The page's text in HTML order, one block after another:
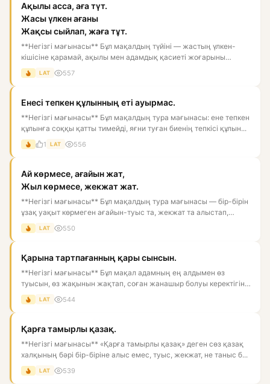
Ақылы асса, аға түт.
Жасы үлкен ағаны
Жақсы сыйлап, жаға тұт.
**Негізгі мағынасы** Бұл мақалдың түйіні — жастың үлкен-
кішісіне қарамай, ақылы мен адамдық қасиеті жоғарыны
құрметтеу....
LAT 557
Енесі тепкен құлынның еті ауырмас.
**Негізгі мағынасы** Бұл мақалдың тура мағынасы: ене тепкен
құлынға соққы қатты тимейді, яғни туған биенің тепкісі құлын...
1 LAT 556
Ай көрмесе, ағайын жат,
Жыл көрмесе, жекжат жат.
**Негізгі мағынасы** Бұл мақалдың тура мағынасы — бір-бірін
ұзақ уақыт көрмеген ағайын-туыс та, жекжат та алыстап,
салқы...
LAT 550
Қарына тартпағанның қары сынсын.
**Негізгі мағынасы** Бұл мақал адамның ең алдымен өз
туысын, өз жақынын жақтап, соған жанашыр болуы керектігін
білдіреді...
LAT 544
Қарға тамырлы қазақ.
**Негізгі мағынасы** «Қарға тамырлы қазақ» деген сөз қазақ
халқының бәрі бір-біріне алыс емес, туыс, жекжат, не таныс б...
LAT 539